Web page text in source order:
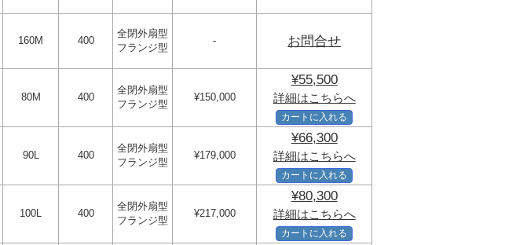
160M 400
全閉外扇型
フランジ型
- お問合せ
80M 400
全閉外扇型
フランジ型
¥150,000
¥55,500
詳細はこちらへ
カートに入れる
90L 400
全閉外扇型
フランジ型
¥179,000
¥66,300
詳細はこちらへ
カートに入れる
100L 400
全閉外扇型
フランジ型
¥217,000
¥80,300
詳細はこちらへ
カートに入れる